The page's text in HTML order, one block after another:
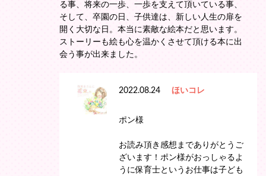
る事、将来の一歩、一歩を支えて頂いている事、
そして、卒園の日、子供達は、新しい人生の扉を
開く大切な日。本当に素敵な絵本だと思います。
ストーリーも絵も心を温かくさせて頂ける本に出
会う事が出来ました。
2022.08.24 ほいコレ
ポン様
お読み頂き感想までありがとうご
ざいます！ポン様がおっしゃるよ
うに保育士というお仕事は子ども